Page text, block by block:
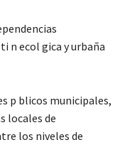
n ecol gica y urbaña
p blicos municipales,
locales de
los niveles de